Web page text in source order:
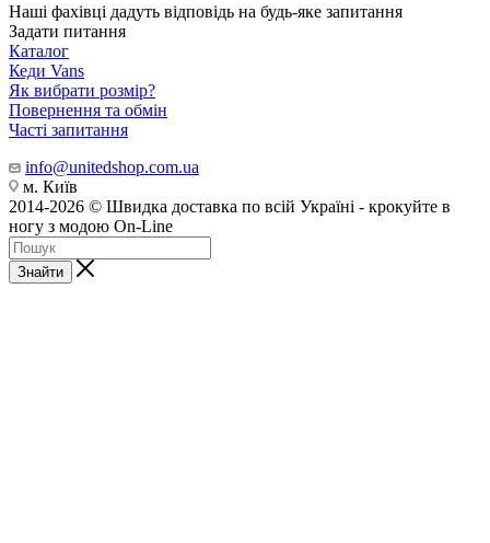
Наші фахівці дадуть відповідь на будь-яке запитання
Задати питання
Каталог
Кеди Vans
Як вибрати розмір?
Повернення та обмін
Часті запитання
info@unitedshop.com.ua
м. Київ
2014-2026 © Швидка доставка по всій Україні - крокуйте в
ногу з модою On-Line
Знайти